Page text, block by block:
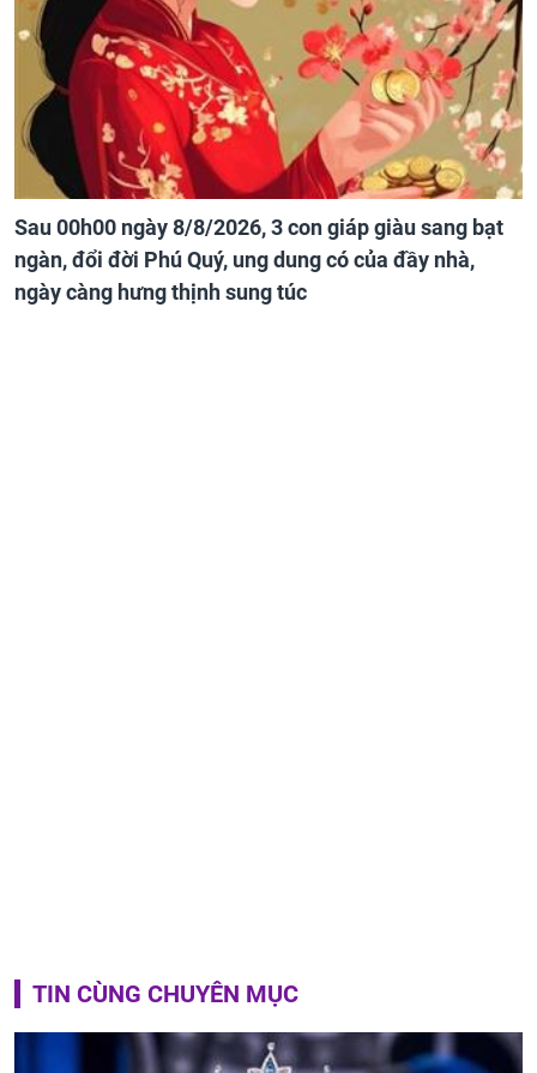
Sau 00h00 ngày 8/8/2026, 3 con giáp giàu sang bạt
ngàn, đổi đời Phú Quý, ung dung có của đầy nhà,
ngày càng hưng thịnh sung túc
TIN CÙNG CHUYÊN MỤC